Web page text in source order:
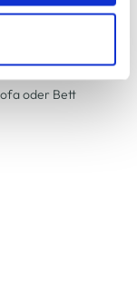
dazu
in unserem
.
oder Bett